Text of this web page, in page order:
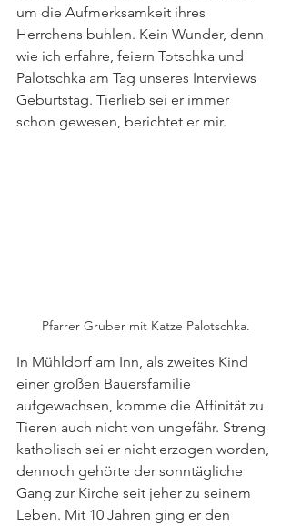
um die Aufmerksamkeit ihres
Herrchens buhlen. Kein Wunder, denn
wie ich erfahre, feiern Totschka und
Palotschka am Tag unseres Interviews
Geburtstag. Tierlieb sei er immer
schon gewesen, berichtet er mir.
Pfarrer Gruber mit Katze Palotschka.
In Mühldorf am Inn, als zweites Kind
einer großen Bauersfamilie
aufgewachsen, komme die Affinität zu
Tieren auch nicht von ungefähr. Streng
katholisch sei er nicht erzogen worden,
dennoch gehörte der sonntägliche
Gang zur Kirche seit jeher zu seinem
Leben. Mit 10 Jahren ging er den